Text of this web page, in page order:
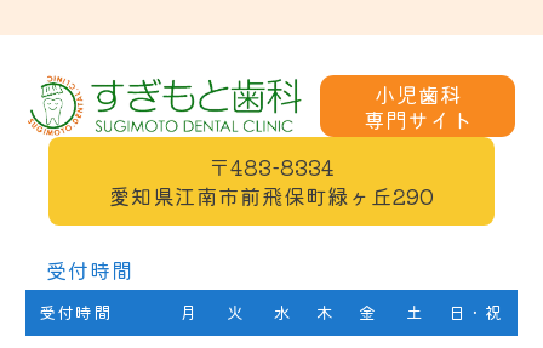
小児歯科
〒483-8334
愛知県江南市前飛保町緑ヶ丘290
受付時間
受付時間 月 火 水 木 金 土 日・祝